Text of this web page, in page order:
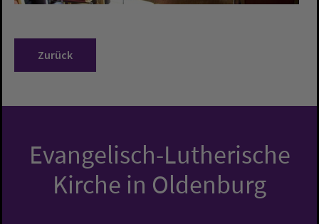
Zurück
Evangelisch-Lutherische
Kirche in Oldenburg